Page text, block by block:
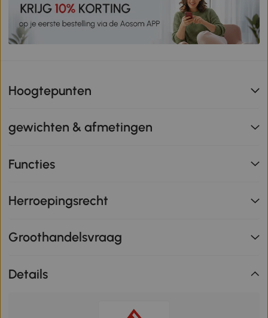
Hoogtepunten
gewichten & afmetingen
Functies
Herroepingsrecht
Groothandelsvraag
Details